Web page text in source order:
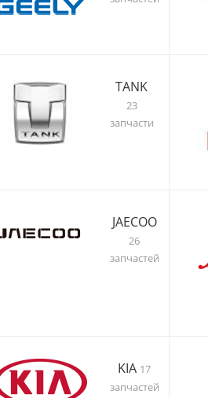
TANK
23
запчасти
JAECOO
26
запчастей
KIA 17
запчастей